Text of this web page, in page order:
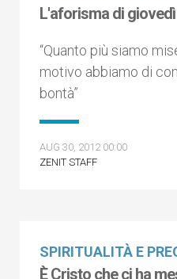
L'aforisma di
“Quanto più siamo
motivo abbiamo di
bontà”
AUG 30, 2012 00:00
ZENIT STAFF
SPIRITUALITÀ E
È Cristo che ci ha